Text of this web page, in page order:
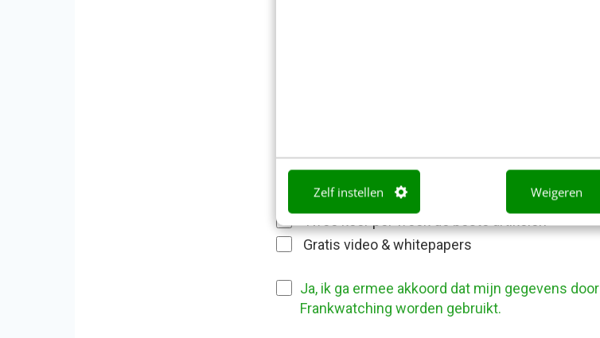
Zelf instellen Weigeren
Stuur mij
Gratis video & whitepapers
Ja, ik ga ermee akkoord dat mijn gegevens door
Frankwatching worden gebruikt.